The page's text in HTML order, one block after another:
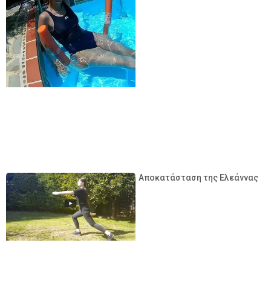
Αποκατάσταση της Ελεάννας